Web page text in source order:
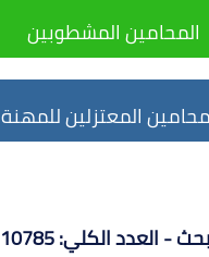
المحامين المشطوبين
المعتزلين للمهنة
- العدد الكلي: 10785